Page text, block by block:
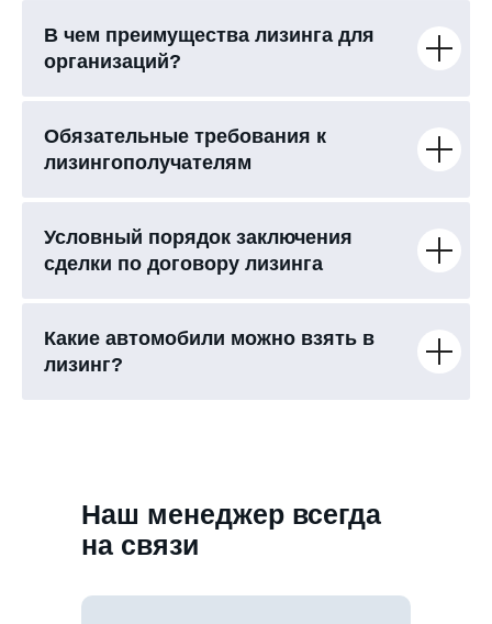
В чем преимущества лизинга для
организаций?
Обязательные требования к
лизингополучателям
Условный порядок заключения
сделки по договору лизинга
Какие автомобили можно взять в
лизинг?
Наш менеджер всегда
на связи